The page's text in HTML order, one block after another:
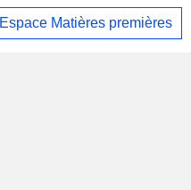
Espace Matières premières